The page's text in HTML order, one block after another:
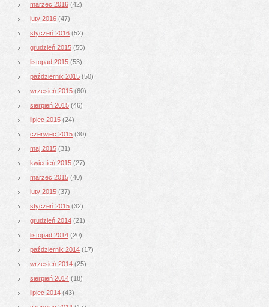
marzec 2016 (42)
luty 2016 (47)
styczeń 2016 (52)
grudzień 2015 (55)
listopad 2015 (53)
październik 2015 (50)
wrzesień 2015 (60)
sierpień 2015 (46)
lipiec 2015 (24)
czerwiec 2015 (30)
maj 2015 (31)
kwiecień 2015 (27)
marzec 2015 (40)
luty 2015 (37)
styczeń 2015 (32)
grudzień 2014 (21)
listopad 2014 (20)
październik 2014 (17)
wrzesień 2014 (25)
sierpień 2014 (18)
lipiec 2014 (43)